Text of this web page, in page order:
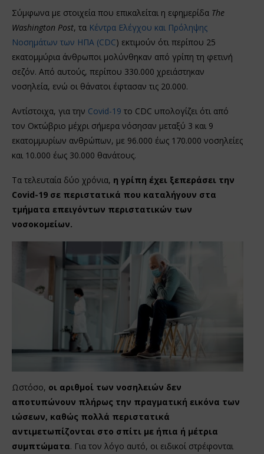
Σύμφωνα με στοιχεία που επικαλείται η εφημερίδα The
Washington Post, τα Κέντρα Ελέγχου και Πρόληψης
Νοσημάτων των ΗΠΑ (CDC) εκτιμούν ότι περίπου 25
εκατομμύρια άνθρωποι μολύνθηκαν από γρίπη τη φετινή
σεζόν. Από αυτούς, περίπου 330.000 χρειάστηκαν
νοσηλεία, ενώ οι θάνατοι έφτασαν τις 20.000.
Αντίστοιχα, για την Covid-19 το CDC υπολογίζει ότι από
τον Οκτώβριο μέχρι σήμερα νόσησαν μεταξύ 3 και 9
εκατομμυρίων ανθρώπων, με 96.000 έως 170.000 νοσηλείες
και 10.000 έως 30.000 θανάτους.
Τα τελευταία δύο χρόνια, η γρίπη έχει ξεπεράσει την
Covid-19 σε περιστατικά που καταλήγουν στα
τμήματα επειγόντων περιστατικών των
νοσοκομείων.
Ωστόσο, οι αριθμοί των νοσηλειών δεν
αποτυπώνουν πλήρως την πραγματική εικόνα των
ιώσεων, καθώς πολλά περιστατικά
αντιμετωπίζονται στο σπίτι με ήπια ή μέτρια
συμπτώματα. Για τον λόγο αυτό, οι ειδικοί στρέφονται